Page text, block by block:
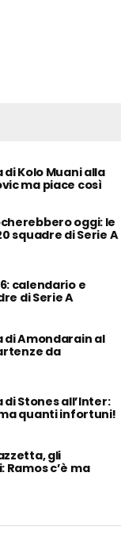
Kolo Muani alla
ma piace così
oggi: le
squadre di Serie A
calendario e
di Serie A
di Amondarain al
da
Stones all’Inter:
quanti infortuni!
gli
c’è ma